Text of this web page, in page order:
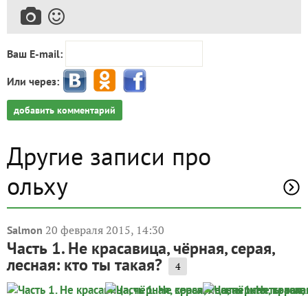
Ваш E-mail:
Или через:
добавить комментарий
Другие записи про
ольху
Salmon 20 февраля 2015, 14:30
Часть 1. Не красавица, чёрная, серая,
лесная: кто ты такая? 4